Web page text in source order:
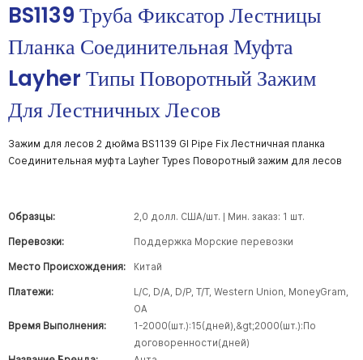
BS1139 Труба Фиксатор Лестницы
Планка Соединительная Муфта
Layher Типы Поворотный Зажим
Для Лестничных Лесов
Зажим для лесов 2 дюйма BS1139 GI Pipe Fix Лестничная планка
Соединительная муфта Layher Types Поворотный зажим для лесов
Образцы: 2,0 долл. США/шт. | Мин. заказ: 1 шт.
Перевозки: Поддержка Морские перевозки
Место Происхождения: Китай
Платежи:
L/C, D/A, D/P, T/T, Western Union, MoneyGram,
OA
Время Выполнения:
1-2000(шт.):15(дней),&gt;2000(шт.):По
договоренности(дней)